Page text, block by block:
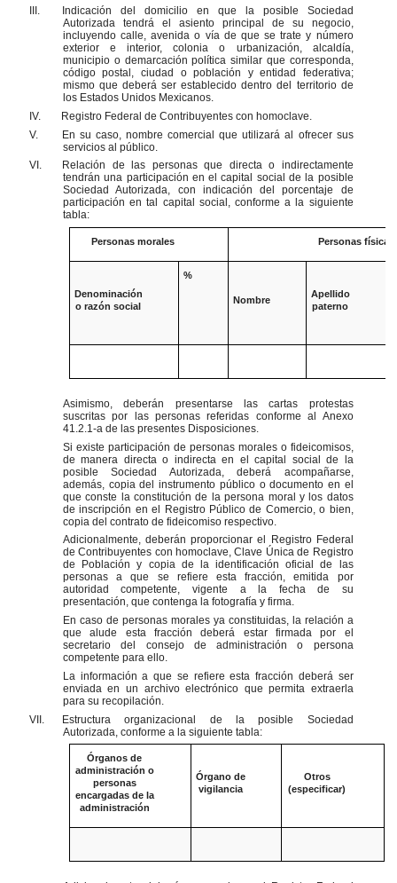
III.
Indicación del domicilio en que la posible Sociedad
Autorizada tendrá el asiento principal de su negocio,
incluyendo calle, avenida o vía de que se trate y número
exterior e interior, colonia o urbanización, alcaldía,
municipio o demarcación política similar que corresponda,
código postal, ciudad o población y entidad federativa;
mismo que deberá ser establecido dentro del territorio de
los Estados Unidos Mexicanos.
IV.
Registro Federal de Contribuyentes con homoclave.
V.
En su caso, nombre comercial que utilizará al ofrecer sus
servicios al público.
VI.
Relación de las personas que directa o indirectamente
tendrán una participación en el capital social de la posible
Sociedad Autorizada, con indicación del porcentaje de
participación en tal capital social, conforme a la siguiente
tabla:
Personas morales Personas físicas
Denominación
o razón social
%
Nombre
Apellido
paterno
Asimismo, deberán presentarse las cartas protestas
suscritas por las personas referidas conforme al Anexo
41.2.1-a de las presentes Disposiciones.
Si existe participación de personas morales o fideicomisos,
de manera directa o indirecta en el capital social de la
posible Sociedad Autorizada, deberá acompañarse,
además, copia del instrumento público o documento en el
que conste la constitución de la persona moral y los datos
de inscripción en el Registro Público de Comercio, o bien,
copia del contrato de fideicomiso respectivo.
Adicionalmente, deberán proporcionar el Registro Federal
de Contribuyentes con homoclave, Clave Única de Registro
de Población y copia de la identificación oficial de las
personas a que se refiere esta fracción, emitida por
autoridad competente, vigente a la fecha de su
presentación, que contenga la fotografía y firma.
En caso de personas morales ya constituidas, la relación a
que alude esta fracción deberá estar firmada por el
secretario del consejo de administración o persona
competente para ello.
La información a que se refiere esta fracción deberá ser
enviada en un archivo electrónico que permita extraerla
para su recopilación.
VII.
Estructura organizacional de la posible Sociedad
Autorizada, conforme a la siguiente tabla:
Órganos de
administración o
personas
encargadas de la
administración
Órgano de
vigilancia
Otros
(especificar)